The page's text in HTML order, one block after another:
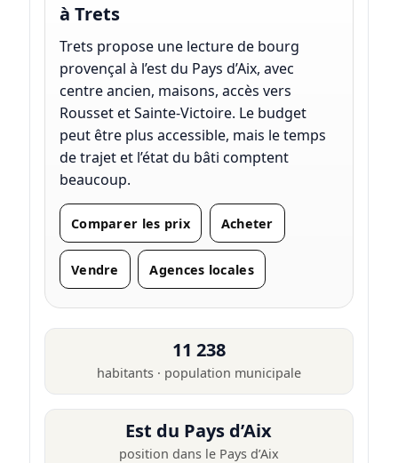
à Trets
Trets propose une lecture de bourg
provençal à l’est du Pays d’Aix, avec
centre ancien, maisons, accès vers
Rousset et Sainte-Victoire. Le budget
peut être plus accessible, mais le temps
de trajet et l’état du bâti comptent
beaucoup.
Comparer les prix Acheter
Vendre Agences locales
11 238
habitants · population municipale
Est du Pays d’Aix
position dans le Pays d’Aix